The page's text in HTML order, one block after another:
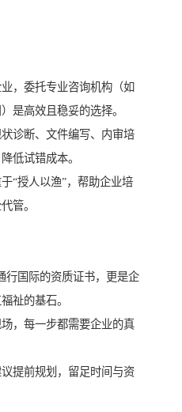
，委托专业咨询机构（如
是高效且稳妥的选择。
诊断、文件编写、内审培
低试错成本。
“授人以渔”，帮助企业培
管。
行国际的资质证书，更是企
祉的基石。
，每一步都需要企业的真
提前规划，留足时间与资